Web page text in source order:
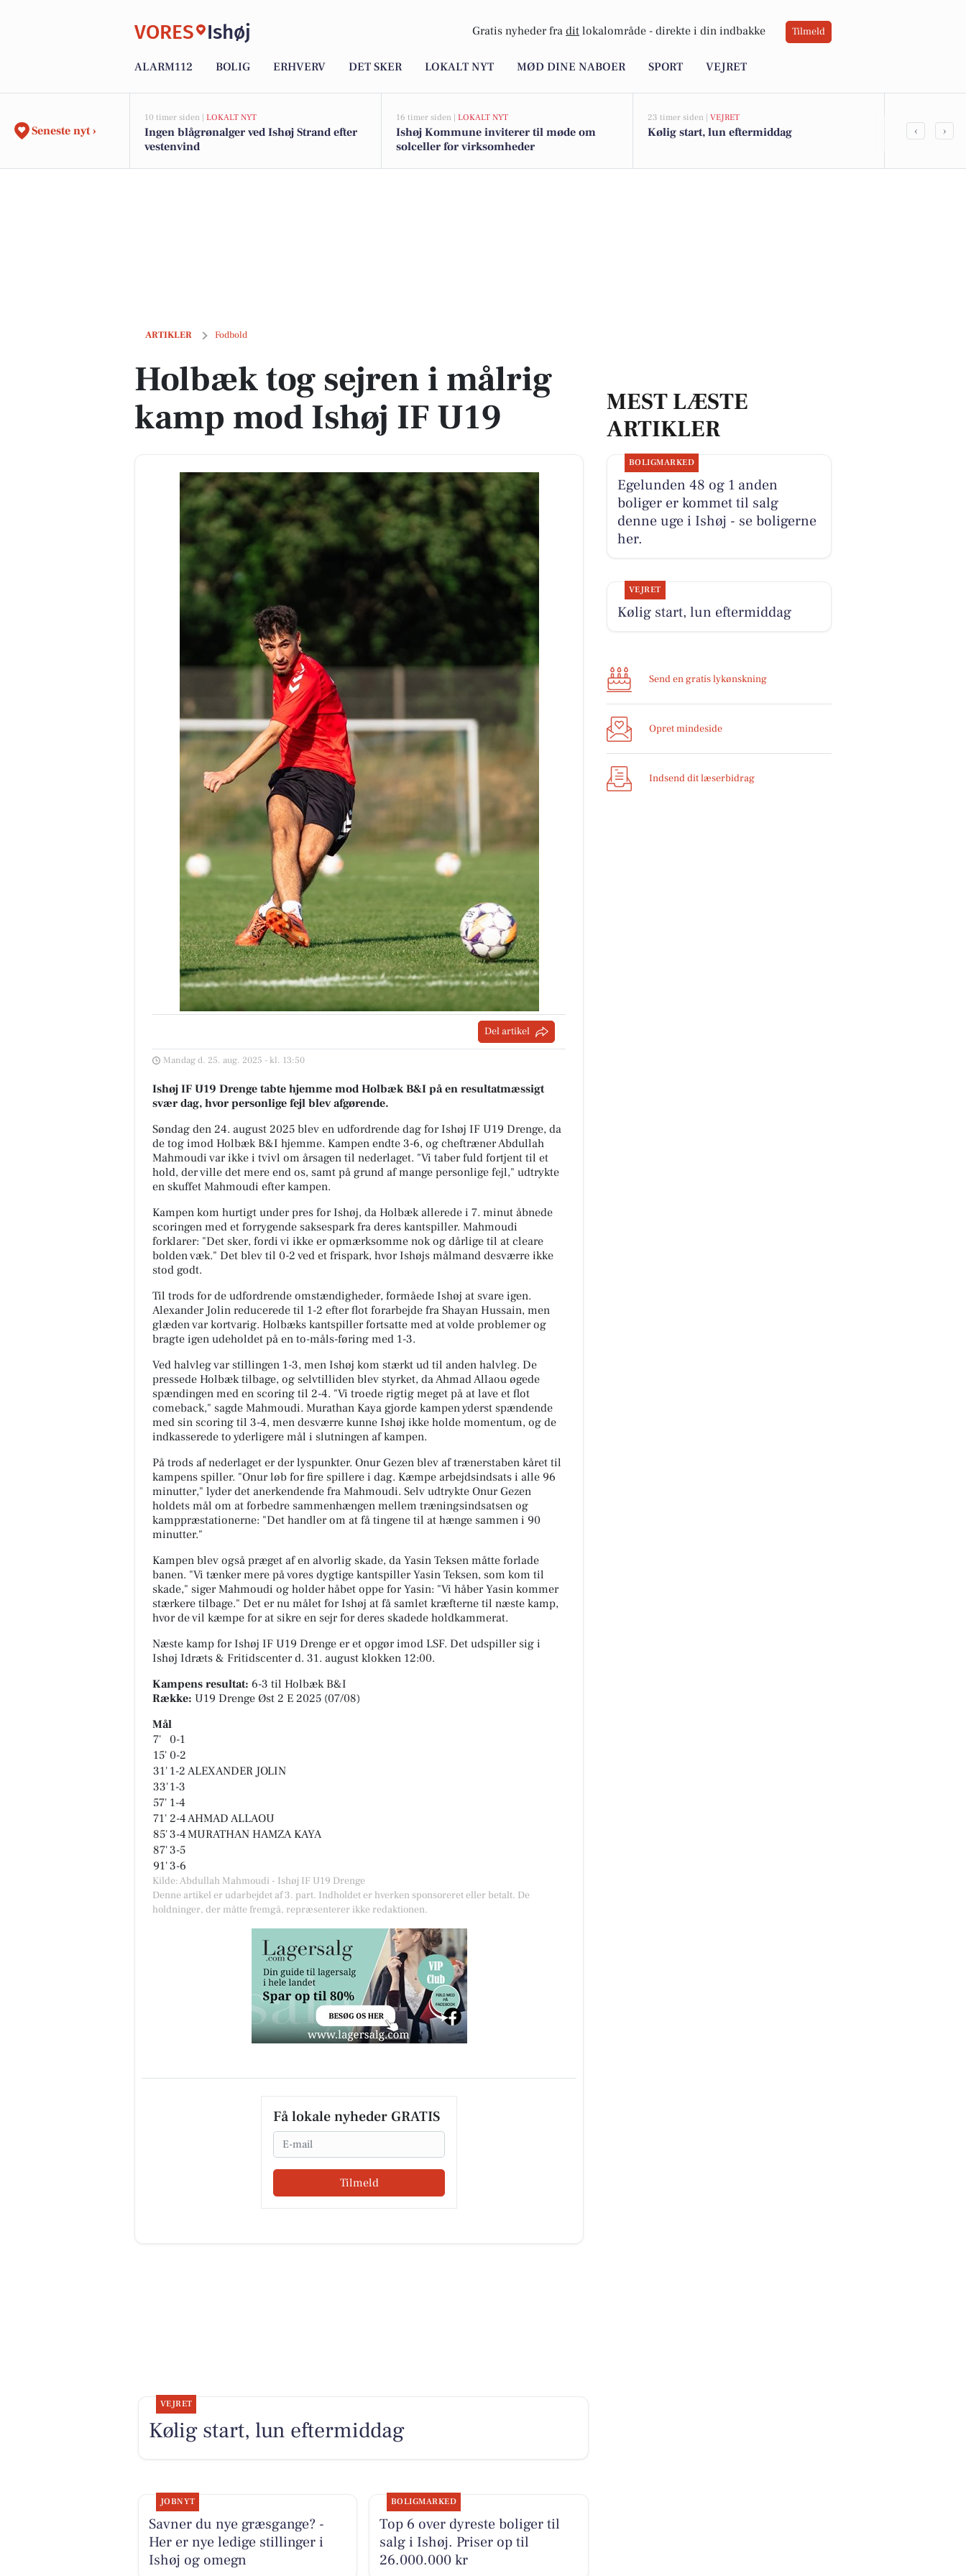
VORES Ishøj Gratis nyheder fra dit lokalområde - direkte i din indbakke Tilmeld
ALARM112 BOLIG ERHVERV DET SKER LOKALT NYT MØD DINE NABOER SPORT VEJRET
Seneste nyt ›
10 timer siden | LOKALT NYT
Ingen blågrønalger ved Ishøj Strand efter
vestenvind
16 timer siden | LOKALT NYT
Ishøj Kommune inviterer til møde om
solceller for virksomheder
23 timer siden | VEJRET
Kølig start, lun eftermiddag
Åben
‹ ›
ARTIKLER Fodbold
Holbæk tog sejren i målrig kamp mod Ishøj IF U19
Holbæk tog sejren i målrig
kamp mod Ishøj IF U19
Del artikel
Mandag d. 25. aug. 2025 - kl. 13:50
Ishøj IF U19 Drenge tabte hjemme mod Holbæk B&I på en resultatmæssigt
svær dag, hvor personlige fejl blev afgørende.
Søndag den 24. august 2025 blev en udfordrende dag for Ishøj IF U19 Drenge, da
de tog imod Holbæk B&I hjemme. Kampen endte 3-6, og cheftræner Abdullah
Mahmoudi var ikke i tvivl om årsagen til nederlaget. "Vi taber fuld fortjent til et
hold, der ville det mere end os, samt på grund af mange personlige fejl," udtrykte
en skuffet Mahmoudi efter kampen.
Kampen kom hurtigt under pres for Ishøj, da Holbæk allerede i 7. minut åbnede
scoringen med et forrygende saksespark fra deres kantspiller. Mahmoudi
forklarer: "Det sker, fordi vi ikke er opmærksomme nok og dårlige til at cleare
bolden væk." Det blev til 0-2 ved et frispark, hvor Ishøjs målmand desværre ikke
stod godt.
Til trods for de udfordrende omstændigheder, formåede Ishøj at svare igen.
Alexander Jolin reducerede til 1-2 efter flot forarbejde fra Shayan Hussain, men
glæden var kortvarig. Holbæks kantspiller fortsatte med at volde problemer og
bragte igen udeholdet på en to-måls-føring med 1-3.
Ved halvleg var stillingen 1-3, men Ishøj kom stærkt ud til anden halvleg. De
pressede Holbæk tilbage, og selvtilliden blev styrket, da Ahmad Allaou øgede
spændingen med en scoring til 2-4. "Vi troede rigtig meget på at lave et flot
comeback," sagde Mahmoudi. Murathan Kaya gjorde kampen yderst spændende
med sin scoring til 3-4, men desværre kunne Ishøj ikke holde momentum, og de
indkasserede to yderligere mål i slutningen af kampen.
På trods af nederlaget er der lyspunkter. Onur Gezen blev af trænerstaben kåret til
kampens spiller. "Onur løb for fire spillere i dag. Kæmpe arbejdsindsats i alle 96
minutter," lyder det anerkendende fra Mahmoudi. Selv udtrykte Onur Gezen
holdets mål om at forbedre sammenhængen mellem træningsindsatsen og
kamppræstationerne: "Det handler om at få tingene til at hænge sammen i 90
minutter."
Kampen blev også præget af en alvorlig skade, da Yasin Teksen måtte forlade
banen. "Vi tænker mere på vores dygtige kantspiller Yasin Teksen, som kom til
skade," siger Mahmoudi og holder håbet oppe for Yasin: "Vi håber Yasin kommer
stærkere tilbage." Det er nu målet for Ishøj at få samlet kræfterne til næste kamp,
hvor de vil kæmpe for at sikre en sejr for deres skadede holdkammerat.
Næste kamp for Ishøj IF U19 Drenge er et opgør imod LSF. Det udspiller sig i
Ishøj Idræts & Fritidscenterd. 31. august klokken 12:00.
Kampens resultat: 6-3 til Holbæk B&I
Række: U19 Drenge Øst 2 E 2025 (07/08)
Mål
7' 0-1
15' 0-2
31' 1-2 ALEXANDER JOLIN
33'1-3
57' 1-4
71' 2-4AHMAD ALLAOU
85'3-4MURATHAN HAMZA KAYA
87'3-5
91'3-6
Kilde: Abdullah Mahmoudi - Ishøj IF U19 Drenge
Denne artikel er udarbejdet af 3. part. Indholdet er hverken sponsoreret eller betalt. De
holdninger, der måtte fremgå, repræsenterer ikke redaktionen.
Få lokale nyheder GRATIS
Email
Tilmeld
MEST LÆSTE
ARTIKLER
BOLIGMARKED
Egelunden 48 og 1 anden
boliger er kommet til salg
denne uge i Ishøj - se boligerne
her.
VEJRET
Kølig start, lun eftermiddag
Send en gratis lykønskning
Opret mindeside
Indsend dit læserbidrag
VEJRET
Kølig start, lun eftermiddag
JOBNYT
Savner du nye græsgange? -
Her er nye ledige stillinger i
Ishøj og omegn
BOLIGMARKED
Top 6 over dyreste boliger til
salg i Ishøj. Priser op til
26.000.000 kr